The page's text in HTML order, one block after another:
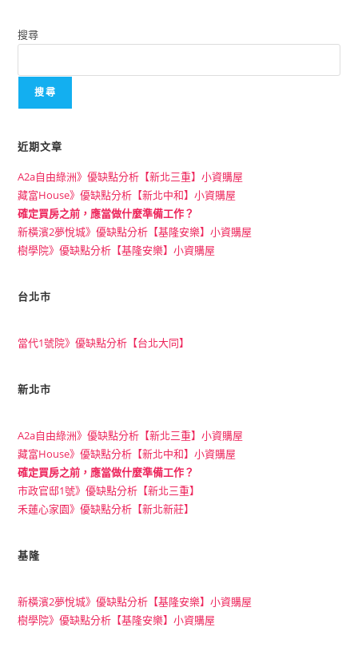
搜尋
搜尋
近期文章
A2a自由綠洲》優缺點分析【新北三重】小資購屋
藏富House》優缺點分析【新北中和】小資購屋
確定買房之前，應當做什麼準備工作？
新橫濱2夢悅城》優缺點分析【基隆安樂】小資購屋
樹學院》優缺點分析【基隆安樂】小資購屋
台北市
當代1號院》優缺點分析【台北大同】
新北市
A2a自由綠洲》優缺點分析【新北三重】小資購屋
藏富House》優缺點分析【新北中和】小資購屋
確定買房之前，應當做什麼準備工作？
市政官邸1號》優缺點分析【新北三重】
禾蓮心家園》優缺點分析【新北新莊】
基隆
新橫濱2夢悅城》優缺點分析【基隆安樂】小資購屋
樹學院》優缺點分析【基隆安樂】小資購屋